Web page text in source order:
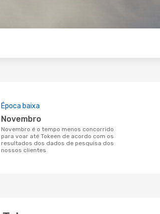
Época baixa
novembro
novembro é o tempo menos concorrido
para voar até Tokeen de acordo com os
resultados dos dados de pesquisa dos
nossos clientes